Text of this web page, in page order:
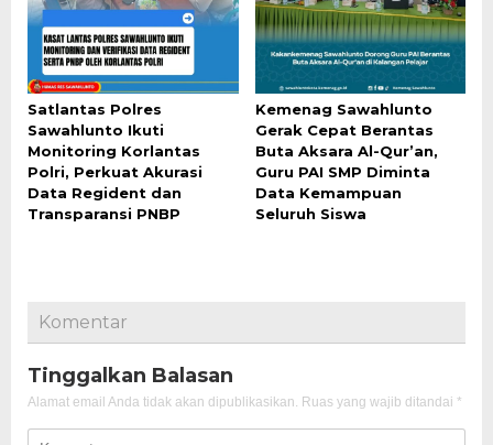
Satlantas Polres
Sawahlunto Ikuti
Monitoring Korlantas
Polri, Perkuat Akurasi
Data Regident dan
Transparansi PNBP
Kemenag Sawahlunto
Gerak Cepat Berantas
Buta Aksara Al-Qur’an,
Guru PAI SMP Diminta
Data Kemampuan
Seluruh Siswa
Komentar
Tinggalkan Balasan
Alamat email Anda tidak akan dipublikasikan. Ruas yang wajib ditandai *